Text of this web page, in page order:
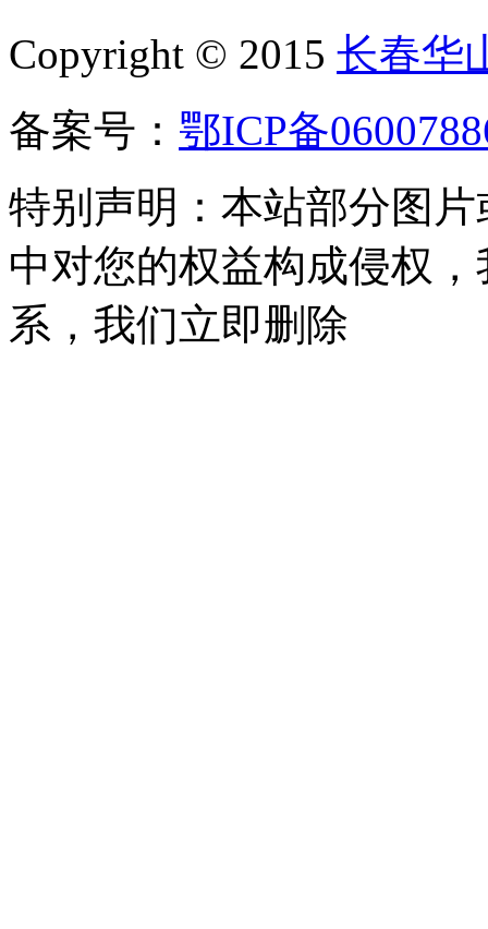
Copyright © 2015 长春华
备案号： 鄂ICP备
特别声明：本站部分图
中对您的权益构成侵权
系，我们立即删除